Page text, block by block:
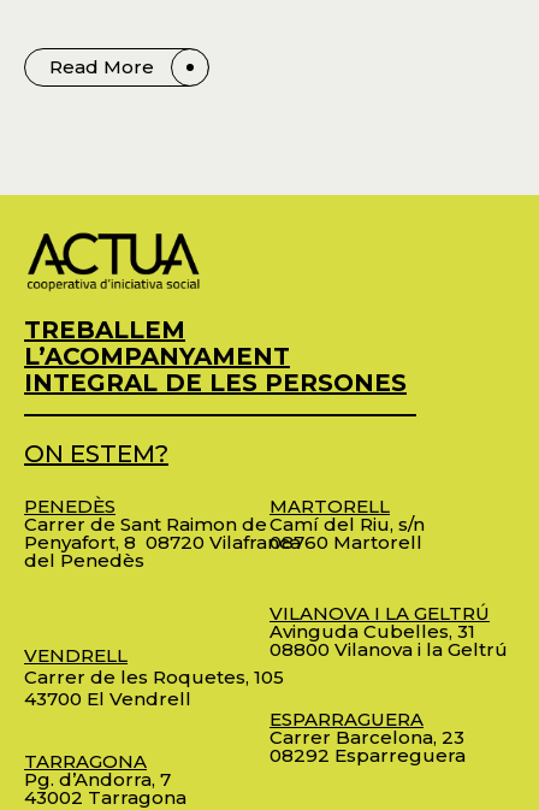
Read More
TREBALLEM
L’ACOMPANYAMENT
INTEGRAL DE LES PERSONES
ON ESTEM?
PENEDÈS
Carrer de Sant Raimon de
Penyafort, 8 08720 Vilafranca
del Penedès
VENDRELL
Carrer de les Roquetes, 105
43700 El Vendrell
TARRAGONA
Pg. d’Andorra, 7
43002 Tarragona
MARTORELL
Camí del Riu, s/n
08760 Martorell
VILANOVA I LA GELTRÚ
Avinguda Cubelles, 31
08800 Vilanova i la Geltrú
ESPARRAGUERA
Carrer Barcelona, 23
08292 Esparreguera